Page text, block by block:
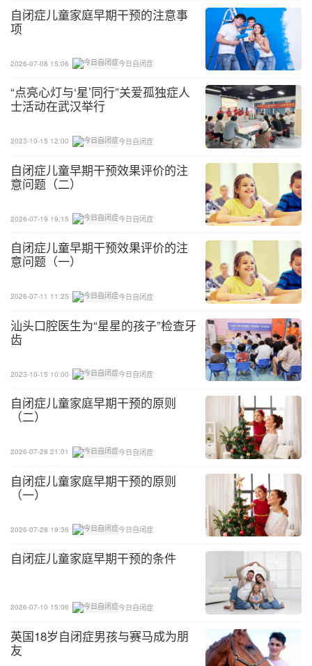
自闭症儿童家庭早期干预的注意事
项
2026-07-08 15:06 今日自闭症
“点亮心灯与‘星’同行”关爱孤独症人
士活动在武汉举行
2023-10-15 12:00 今日自闭症
自闭症儿童早期干预效果评价的注
意问题（二）
2026-07-19 19:15 今日自闭症
自闭症儿童早期干预效果评价的注
意问题（一）
2026-07-11 11:25 今日自闭症
汕头口腔医生为“星星的孩子”检查牙
齿
2023-10-15 10:00 今日自闭症
自闭症儿童家庭早期干预的原则
（二）
2026-07-28 21:01 今日自闭症
自闭症儿童家庭早期干预的原则
（一）
2026-07-28 19:36 今日自闭症
自闭症儿童家庭早期干预的条件
2026-07-10 15:06 今日自闭症
英国18岁自闭症男孩与赛马成为朋
友